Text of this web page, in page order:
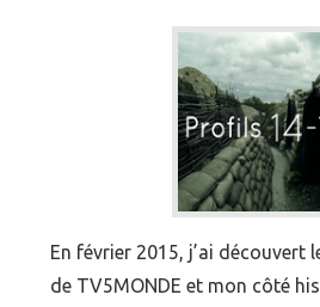
En février 2015, j’ai découvert
de TV5MONDE et mon côté